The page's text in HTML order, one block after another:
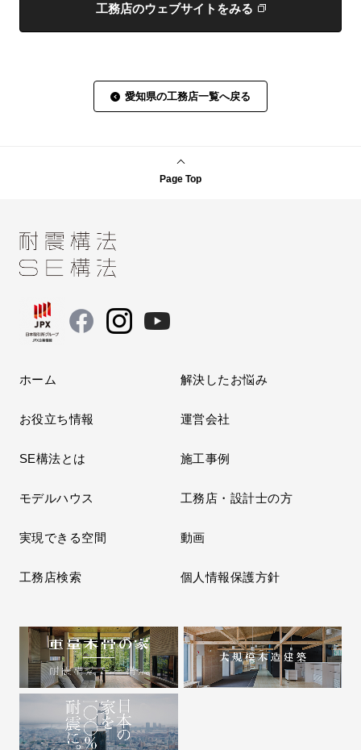
工務店のウェブサイトをみる
愛知県の工務店一覧へ戻る
Page Top
ホーム 解決したお悩み
お役立ち情報 運営会社
SE構法とは 施工事例
モデルハウス 工務店・設計士の方
実現できる空間 動画
工務店検索 個人情報保護方針